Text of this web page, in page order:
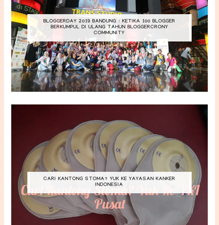
BLOGGERDAY 2019 BANDUNG : KETIKA 100 BLOGGER
BERKUMPUL DI ULANG TAHUN BLOGGERCRONY
COMMUNITY
CARI KANTONG STOMA? YUK KE YAYASAN KANKER
INDONESIA